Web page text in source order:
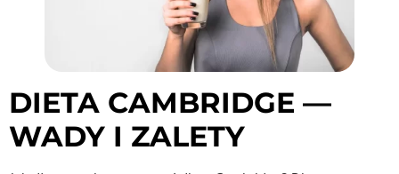
DIETA CAMBRIDGE —
WADY I ZALETY